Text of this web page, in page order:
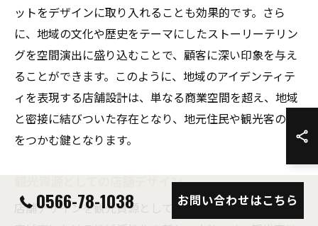
ットをデザインに取り入れることも効果的です。さら
に、地域の文化や歴史をテーマにしたストーリーテリン
グを空間演出に盛り込むことで、顧客に深い印象を与え
ることができます。このように、地域のアイデンティテ
ィを表現する店舗設計は、単なる商業空間を超え、地域
と密接に結びついた存在となり、地元住民や観光客の心
をつかむ鍵となります。
観光資源としての店舗デザイン
店舗デザインを観光資源として活用することは、愛知県
0566-78-1038 お問い合わせはこちら